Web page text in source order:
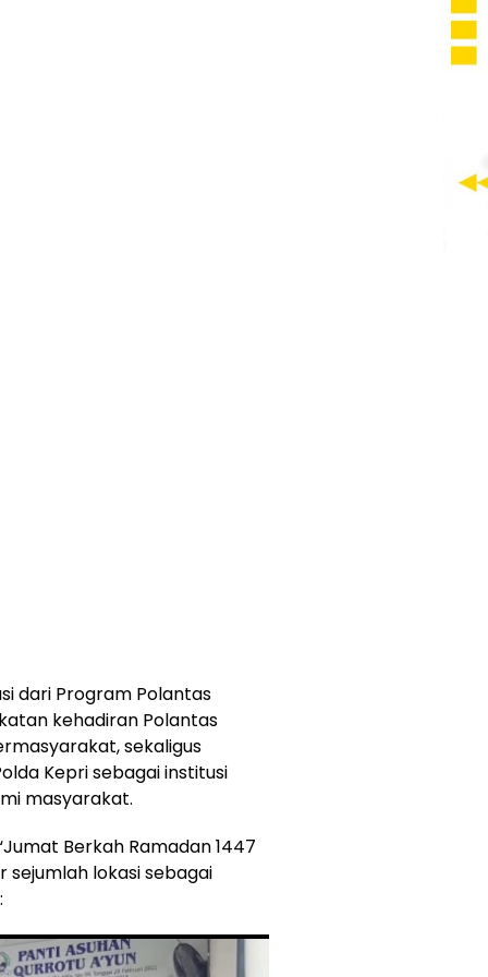
dari Program Polantas
kehadiran Polantas
sekaligus
Kepri sebagai institusi
masyarakat.
Berkah Ramadan 1447
sejumlah lokasi sebagai